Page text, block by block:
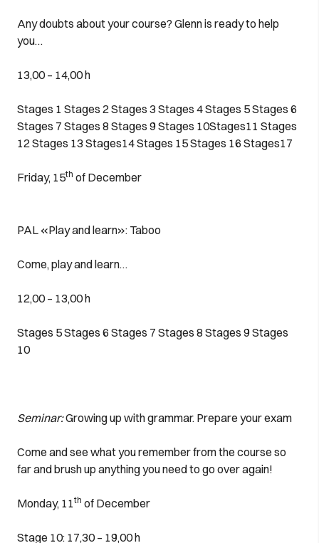
Any doubts about your course? Glenn is ready to help
you…
13,00 – 14,00 h
Stages 1 Stages 2 Stages 3 Stages 4Stages 5Stages 6
Stages 7 Stages 8 Stages 9Stages 10Stages11 Stages
12 Stages 13 Stages14Stages 15Stages 16 Stages17
Friday, 15th of December
PAL «Play and learn»: Taboo
Come, play and learn…
12,00 – 13,00 h
Stages 5Stages 6 Stages 7 Stages 8 Stages 9Stages
10
Seminar:Growing up with grammar. Prepare your exam
Come and see what you remember from the course so
far and brush up anything you need to go over again!
Monday, 11th of December
Stage 10: 17,30 – 19,00 h